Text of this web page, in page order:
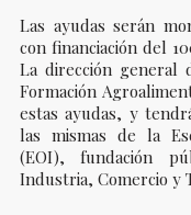
Las ayudas serán
con financiación del
La dirección general
Formación
estas ayudas, y
las mismas de la
(EOI), fundación
Industria, Comercio y